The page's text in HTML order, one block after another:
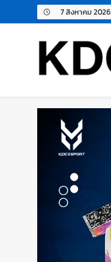
7 สิงหาคม 2026